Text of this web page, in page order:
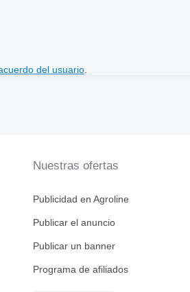
del usuario.
Nuestras ofertas
Publicidad en Agroline
Publicar el anuncio
Publicar un banner
Programa de afiliados